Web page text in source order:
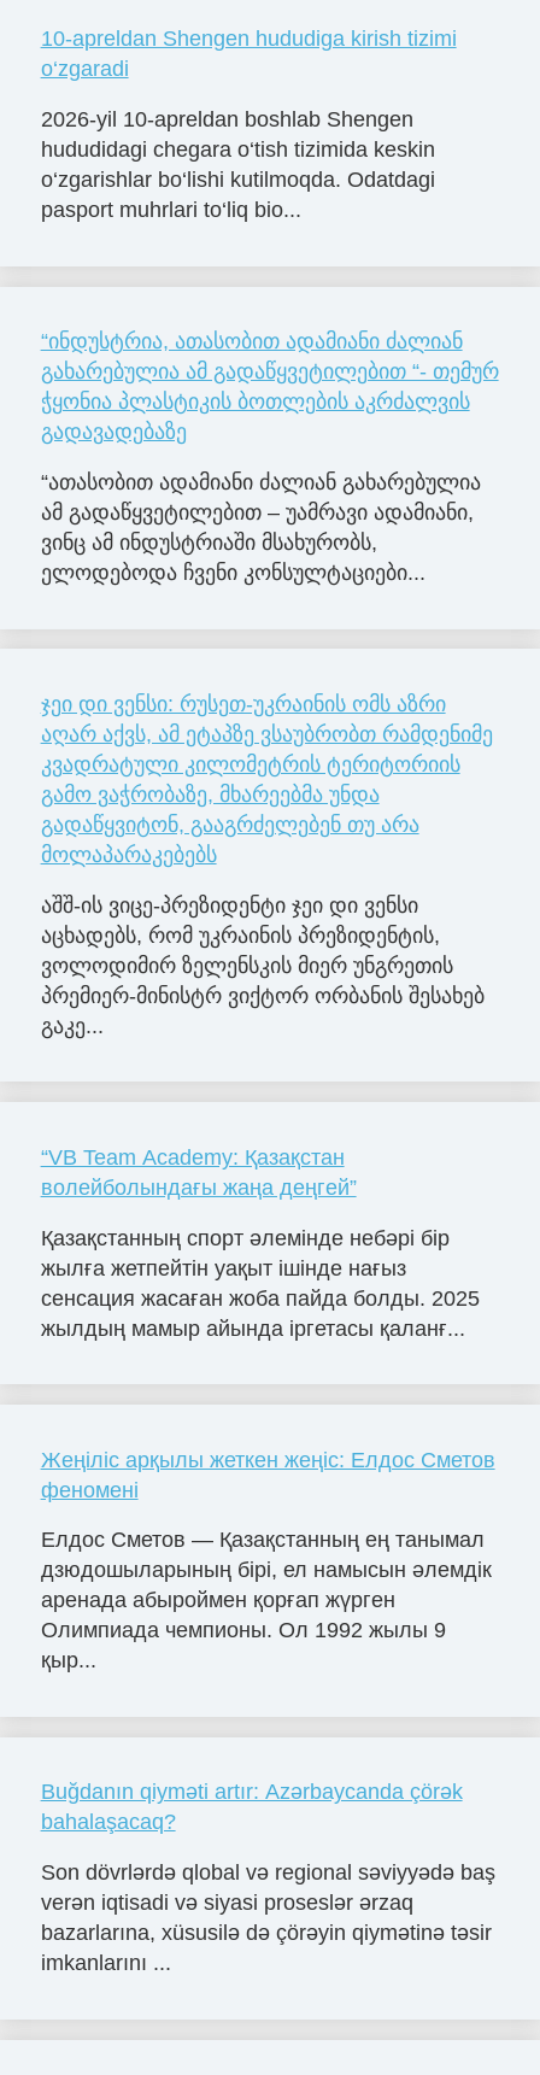
10-apreldan Shengen hududiga kirish tizimi
o‘zgaradi
2026-yil 10-apreldan boshlab Shengen
hududidagi chegara o‘tish tizimida keskin
o‘zgarishlar bo‘lishi kutilmoqda. Odatdagi
pasport muhrlari to‘liq bio...
“ინდუსტრია, ათასობით ადამიანი ძალიან
გახარებულია ამ გადაწყვეტილებით “- თემურ
ჭყონია პლასტიკის ბოთლების აკრძალვის
გადავადებაზე
“ათასობით ადამიანი ძალიან გახარებულია
ამ გადაწყვეტილებით – უამრავი ადამიანი,
ვინც ამ ინდუსტრიაში მსახურობს,
ელოდებოდა ჩვენი კონსულტაციები...
ჯეი დი ვენსი: რუსეთ-უკრაინის ომს აზრი
აღარ აქვს, ამ ეტაპზე ვსაუბრობთ რამდენიმე
კვადრატული კილომეტრის ტერიტორიის
გამო ვაჭრობაზე, მხარეებმა უნდა
გადაწყვიტონ, გააგრძელებენ თუ არა
მოლაპარაკებებს
აშშ-ის ვიცე-პრეზიდენტი ჯეი დი ვენსი
აცხადებს, რომ უკრაინის პრეზიდენტის,
ვოლოდიმირ ზელენსკის მიერ უნგრეთის
პრემიერ-მინისტრ ვიქტორ ორბანის შესახებ
გაკე...
“VB Team Academy: Қазақстан
волейболындағы жаңа деңгей”
Қазақстанның спорт әлемінде небәрі бір
жылға жетпейтін уақыт ішінде нағыз
сенсация жасаған жоба пайда болды. 2025
жылдың мамыр айында іргетасы қаланғ...
Жеңіліс арқылы жеткен жеңіс: Елдос Сметов
феномені
Елдос Сметов — Қазақстанның ең танымал
дзюдошыларының бірі, ел намысын әлемдік
аренада абыроймен қорғап жүрген
Олимпиада чемпионы. Ол 1992 жылы 9
қыр...
Buğdanın qiyməti artır: Azərbaycanda çörək
bahalaşacaq?
Son dövrlərdə qlobal və regional səviyyədə baş
verən iqtisadi və siyasi proseslər ərzaq
bazarlarına, xüsusilə də çörəyin qiymətinə təsir
imkanlarını ...